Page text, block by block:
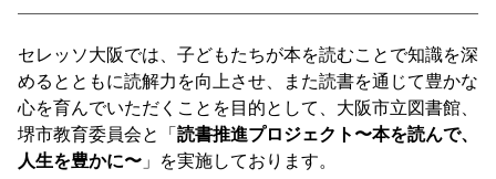
チームについて
選手・スタッフ スケジュール メディア情報 アクセス
レディース
アカデミー
ハナサカプレーヤー 歴代所属選手
チケット
チケット情報 販売スケジュール 価格・席種 購入方法
シーズンシート 法人シーズンシート 福祉サービス 団体チケット
特定興行入場券 譲渡サービス リセールサービス
観戦ガイド
初めて観戦ガイド キッズ向けサービス グルメ
クラブを知る
セレッソ大阪について
クラブ紹介 沿革 シーズン記録 求人情報
サポートする
ファンクラブ
ファンクラブ
ニュース
セレッソ大阪では、子どもたちが本を読むことで知識を深
めるとともに読解力を向上させ、また読書を通じて豊かな
心を育んでいただくことを目的として、大阪市立図書館、
堺市教育委員会と「読書推進プロジェクト〜本を読んで、
人生を豊かに〜 」を実施しております。